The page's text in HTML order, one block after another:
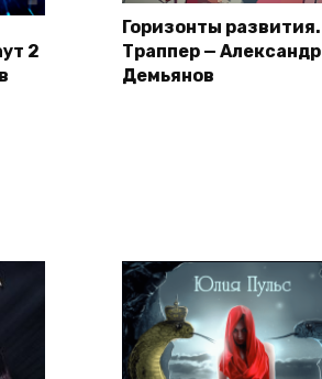
2
Горизонты развития.
Траппер — Александр
Демьянов